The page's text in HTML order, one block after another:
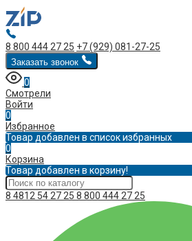
8 800 444 27 25 +7 (929) 081-27-25
Заказать звонок
0
Смотрели
Войти
0
Избранное
Товар добавлен в список избранных
0
Корзина
Товар добавлен в корзину!
8 4812 54 27 25 8 800 444 27 25